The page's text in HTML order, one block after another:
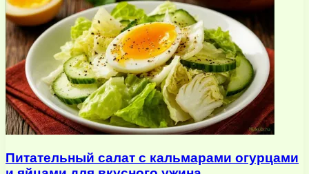
Питательный салат с кальмарами огурцами